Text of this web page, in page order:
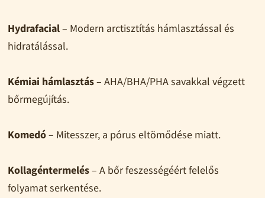
Hydrafacial– Modern arctisztítás hámlasztással és
hidratálással.
Kémiai hámlasztás– AHA/BHA/PHA savakkal végzett
bőrmegújítás.
Komedó– Mitesszer, a pórus eltömődése miatt.
Kollagéntermelés– A bőr feszességéért felelős
folyamat serkentése.